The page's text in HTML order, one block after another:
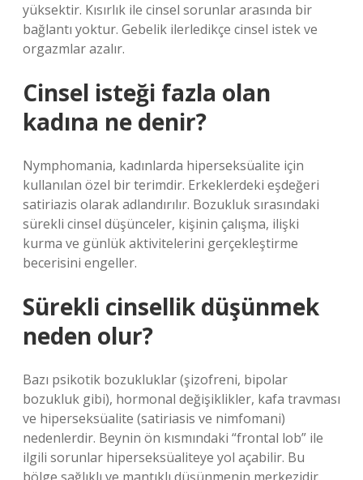
yüksektir. Kısırlık ile cinsel sorunlar arasında bir
bağlantı yoktur. Gebelik ilerledikçe cinsel istek ve
orgazmlar azalır.
Cinsel isteği fazla olan
kadına ne denir?
Nymphomania, kadınlarda hiperseksüalite için
kullanılan özel bir terimdir. Erkeklerdeki eşdeğeri
satiriazis olarak adlandırılır. Bozukluk sırasındaki
sürekli cinsel düşünceler, kişinin çalışma, ilişki
kurma ve günlük aktivitelerini gerçekleştirme
becerisini engeller.
Sürekli cinsellik düşünmek
neden olur?
Bazı psikotik bozukluklar (şizofreni, bipolar
bozukluk gibi), hormonal değişiklikler, kafa travması
ve hiperseksüalite (satiriasis ve nimfomani)
nedenlerdir. Beynin ön kısmındaki “frontal lob” ile
ilgili sorunlar hiperseksüaliteye yol açabilir. Bu